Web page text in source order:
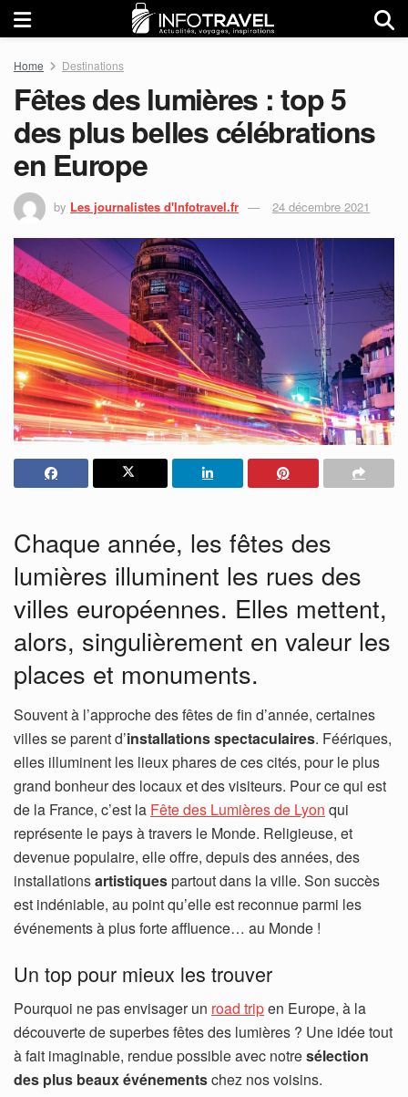
Home Destinations
Fêtes des lumières : top 5
des plus belles célébrations
en Europe
by Les journalistes d'Infotravel.fr 24 décembre 2021
Chaque année, les fêtes des
lumières illuminent les rues des
villes européennes. Elles mettent,
alors, singulièrement en valeur les
places et monuments.
Souvent à l’approche des fêtes de fin d’année, certaines
villes se parent d’installations spectaculaires. Féériques,
elles illuminent les lieux phares de ces cités, pour le plus
grand bonheur des locaux et des visiteurs. Pour ce qui est
de la France, c’est la Fête des Lumières de Lyon qui
représente le pays à travers le Monde. Religieuse, et
devenue populaire, elle offre, depuis des années, des
installationsartistiquespartout dans la ville. Son succès
est indéniable, au point qu’elle est reconnue parmi les
événements à plus forte affluence… au Monde !
Un top pour mieux les trouver
Pourquoi ne pas envisager un road tripen Europe, à la
découverte de superbes fêtes des lumières ? Une idée tout
à fait imaginable, rendue possible avec notresélection
des plus beaux événementschez nos voisins.